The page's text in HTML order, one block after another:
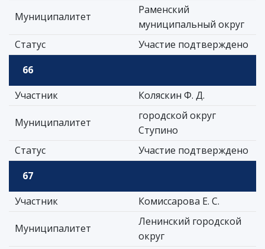
Муниципалитет
Раменский
муниципальный округ
Статус
Участие подтверждено
66
Участник
Коляскин Ф. Д.
Муниципалитет
городской округ
Ступино
Статус
Участие подтверждено
67
Участник
Комиссарова Е. С.
Муниципалитет
Ленинский городской
округ